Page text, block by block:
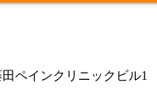
ペインクリニックビル1